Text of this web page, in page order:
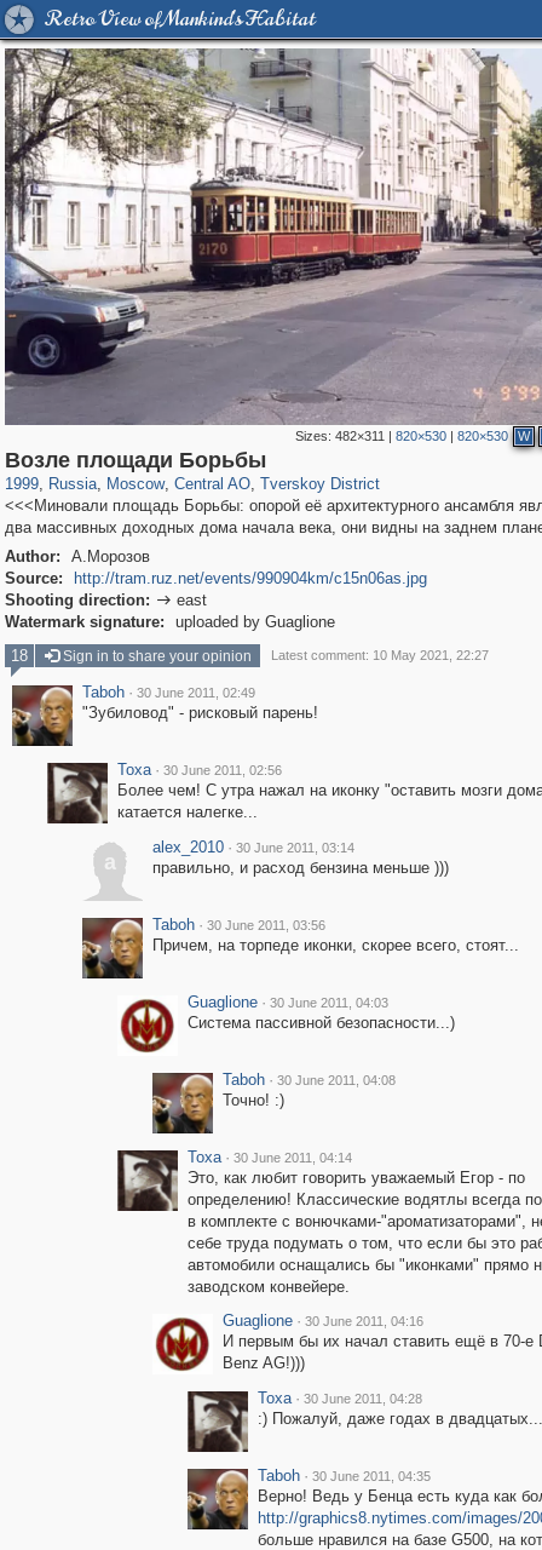
Retro View of Mankind's Habitat
Sizes: 482×311 | 820×530| 820×530 W
Возле площади Борьбы
1999, Russia
1,406,687 29,243
, Moscow
319,864 8,286
, Central AO
160,011 5,916
, Tverskoy District
53,052
<<<Миновали площадь Борьбы: опорой её архитектурного ансамбля
два массивных доходных дома начала века, они видны на заднем
Author:
А.Морозов
Source:
http://tram.ruz.net/events/990904km/c15n06as.jpg
Shooting direction:  east
Watermark signature:
uploaded by Guaglione
18
Sign in to share your opinion Latest comment: 10 May 2021, 22:27
Taboh · 30 June 2011, 02:49
"Зубиловод" - рисковый парень!
Toxa · 30 June 2011, 02:56
Более чем! С утра нажал на иконку "оставить мозги
катается налегке...
a
alex_2010 · 30 June 2011, 03:14
правильно, и расход бензина меньше )))
Taboh · 30 June 2011, 03:56
Причем, на торпеде иконки, скорее всего, стоят...
Guaglione · 30 June 2011, 04:03
Система пассивной безопасности...)
Taboh · 30 June 2011, 04:08
Точно! :)
Toxa · 30 June 2011, 04:14
Это, как любит говорить уважаемый Егор - по
определению! Классические водятлы всегда
в комплекте с вонючками-"ароматизаторами",
себе труда подумать о том, что если бы это
автомобили оснащались бы "иконками" прямо
заводском конвейере.
Guaglione · 30 June 2011, 04:16
И первым бы их начал ставить ещё в 70-е
Benz AG!)))
Toxa · 30 June 2011, 04:28
:) Пожалуй, даже годах в двадцатых...
Taboh · 30 June 2011, 04:35
Верно! Ведь у Бенца есть куда как
http://graphics8.nytimes.com/images/
больше нравился на базе G500, на